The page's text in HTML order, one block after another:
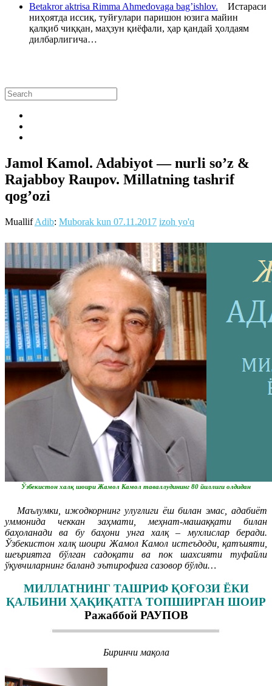
Betakror aktrisa Rimma Ahmedovaga bag’ishlov. Истараси
ниҳоятда иссиқ, туйғулари паришон юзига майин
қалқиб чиққан, маҳзун қиёфали, ҳар қандай ҳолдаям
дилбарлигича…
Jamol Kamol. Adabiyot — nurli so’z &
Rajabboy Raupov. Millatning tashrif
qog’ozi
MuallifAdib: Muborak kun 07.11.2017 izoh yo'q
Ўзбекистон халқ шоири Жамол Камол таваллудининг 80 йиллиги олдидан
Маълумки, ижодкорнинг улуғлиги ёш билан эмас, адабиёт
уммонида чеккан заҳмати, меҳнат-машаққати билан
баҳоланади ва бу баҳони унга халқ – мухлислар беради.
Ўзбекистон халқ шоири Жамол Камол истеъдоди, қатъияти,
шеъриятга бўлган садоқати ва пок шахсияти туфайли
ўқувчиларнинг баланд эътирофига сазовор бўлди…
МИЛЛАТНИНГ ТАШРИФ ҚОҒОЗИ ЁКИ
ҚАЛБИНИ ҲАҚИҚАТГА ТОПШИРГАН ШОИР
Ражаббой РАУПОВ
Биринчи мақола